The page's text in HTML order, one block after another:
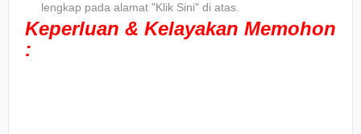
lengkap pada alamat "Klik Sini" di atas.
Keperluan & Kelayakan Memohon
: